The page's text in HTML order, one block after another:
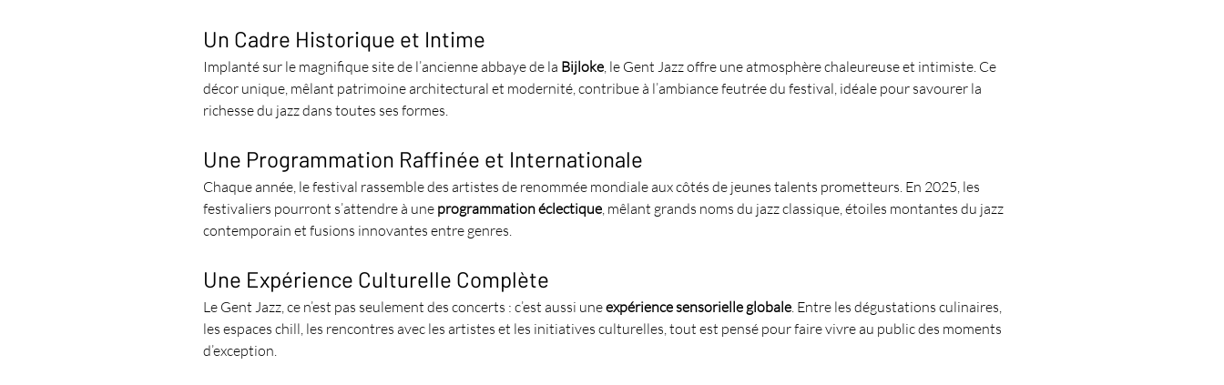
Un Cadre Historique et Intime
Implanté sur le magnifique site de l’ancienne abbaye de la Bijloke, le Gent Jazz offre une atmosphère chaleureuse et intimiste. Ce
décor unique, mêlant patrimoine architectural et modernité, contribue à l’ambiance feutrée du festival, idéale pour savourer la
richesse du jazz dans toutes ses formes.
Une Programmation Raffinée et Internationale
Chaque année, le festival rassemble des artistes de renommée mondiale aux côtés de jeunes talents prometteurs. En 2025, les
festivaliers pourront s’attendre à une programmation éclectique, mêlant grands noms du jazz classique, étoiles montantes du jazz
contemporain et fusions innovantes entre genres.
Une Expérience Culturelle Complète
Le Gent Jazz, ce n’est pas seulement des concerts : c’est aussi une expérience sensorielle globale. Entre les dégustations culinaires,
les espaces chill, les rencontres avec les artistes et les initiatives culturelles, tout est pensé pour faire vivre au public des moments
d’exception.